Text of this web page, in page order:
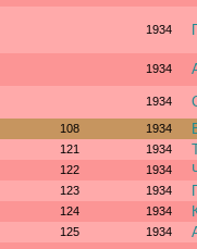
1934
1934
1934
108 1934
121 1934
122 1934
123 1934
124 1934
125 1934